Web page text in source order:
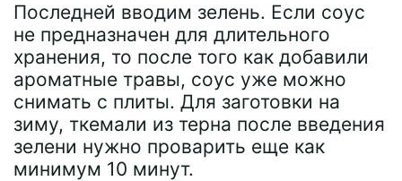
Последней вводим зелень. Если соус
не предназначен для длительного
хранения, то после того как добавили
ароматные травы, соус уже можно
снимать с плиты. Для заготовки на
зиму, ткемали из терна после введения
зелени нужно проварить еще как
минимум 10 минут.